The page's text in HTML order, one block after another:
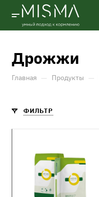
Дрожжи
Главная — Продукты —
ФИЛЬТР